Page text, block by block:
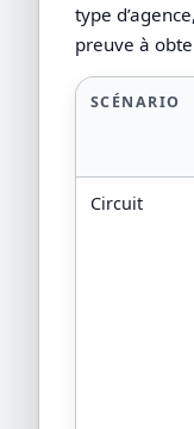
type
preuve à
SCÉNARIO
Circuit